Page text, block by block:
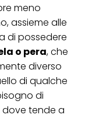
meno
assieme alle
di possedere
o pera, che
diverso
di qualche
di
dove tende a